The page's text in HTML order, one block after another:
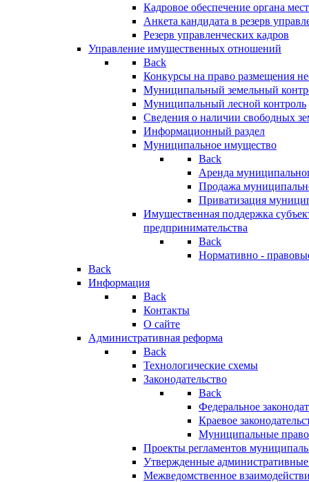
Кадровое обеспечение органа
Анкета кандидата в резерв
Резерв управленческих кадров
Управление имущественных отношений
Back
Конкурсы на право размещения
Муниципальный земельный
Муниципальный лесной контроль
Сведения о наличии свободных
Информационный раздел
Муниципальное имущество
Back
Аренда
Продажа
Приватизация
Имущественная поддержка
предпринимательства
Back
Нормативно -
Back
Информация
Back
Контакты
О сайте
Административная реформа
Back
Технологические схемы
Законодательство
Back
Федеральное
Краевое
Муниципальные
Проекты регламентов
Утвержденные
Межведомственное